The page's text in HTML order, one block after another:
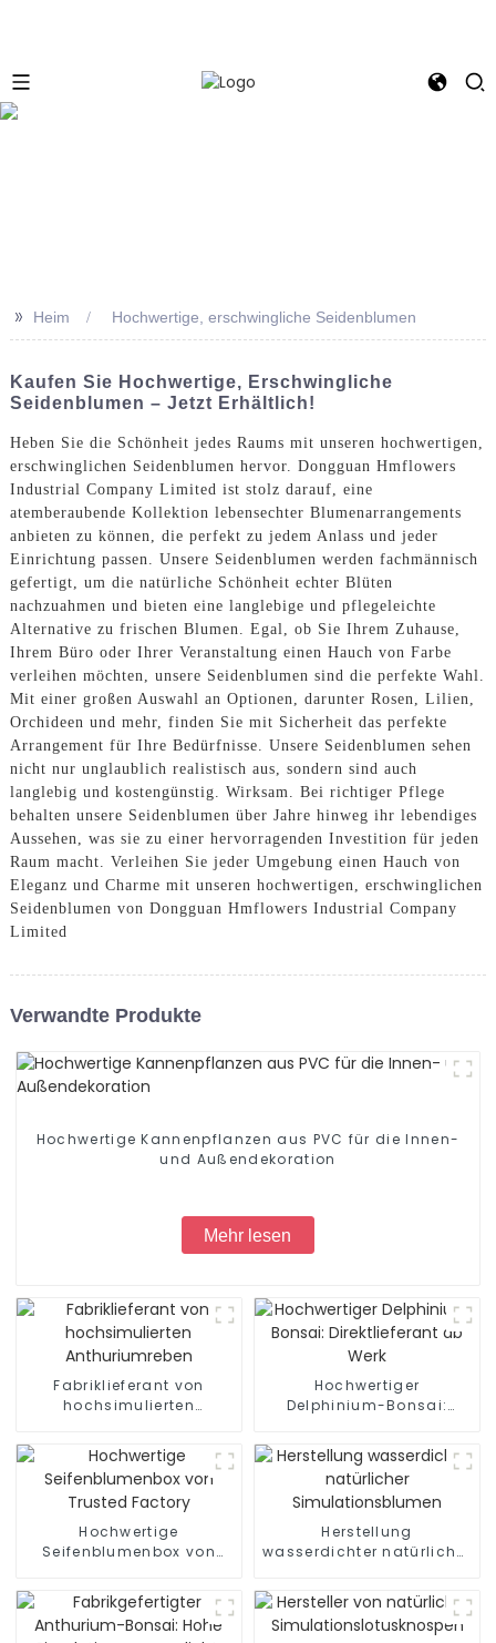
>> Heim Hochwertige, erschwingliche Seidenblumen
Kaufen Sie Hochwertige, Erschwingliche
Seidenblumen – Jetzt Erhältlich!
Heben Sie die Schönheit jedes Raums mit unseren hochwertigen,
erschwinglichen Seidenblumen hervor. Dongguan Hmflowers
Industrial Company Limited ist stolz darauf, eine
atemberaubende Kollektion lebensechter Blumenarrangements
anbieten zu können, die perfekt zu jedem Anlass und jeder
Einrichtung passen. Unsere Seidenblumen werden fachmännisch
gefertigt, um die natürliche Schönheit echter Blüten
nachzuahmen und bieten eine langlebige und pflegeleichte
Alternative zu frischen Blumen. Egal, ob Sie Ihrem Zuhause,
Ihrem Büro oder Ihrer Veranstaltung einen Hauch von Farbe
verleihen möchten, unsere Seidenblumen sind die perfekte Wahl.
Mit einer großen Auswahl an Optionen, darunter Rosen, Lilien,
Orchideen und mehr, finden Sie mit Sicherheit das perfekte
Arrangement für Ihre Bedürfnisse. Unsere Seidenblumen sehen
nicht nur unglaublich realistisch aus, sondern sind auch
langlebig und kostengünstig. Wirksam. Bei richtiger Pflege
behalten unsere Seidenblumen über Jahre hinweg ihr lebendiges
Aussehen, was sie zu einer hervorragenden Investition für jeden
Raum macht. Verleihen Sie jeder Umgebung einen Hauch von
Eleganz und Charme mit unseren hochwertigen, erschwinglichen
Seidenblumen von Dongguan Hmflowers Industrial Company
Limited
Verwandte Produkte
Hochwertige Kannenpflanzen aus PVC für die Innen-
und Außendekoration
Mehr lesen
Fabriklieferant von
hochsimulierten
Hochwertiger
Delphinium-Bonsai:
Hochwertige
Seifenblumenbox von
Herstellung
wasserdichter natürlicher